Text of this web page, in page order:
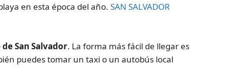
en esta época del año. SAN SALVADOR
San Salvador. La forma más fácil de llegar es
puedes tomar un taxi o un autobús local